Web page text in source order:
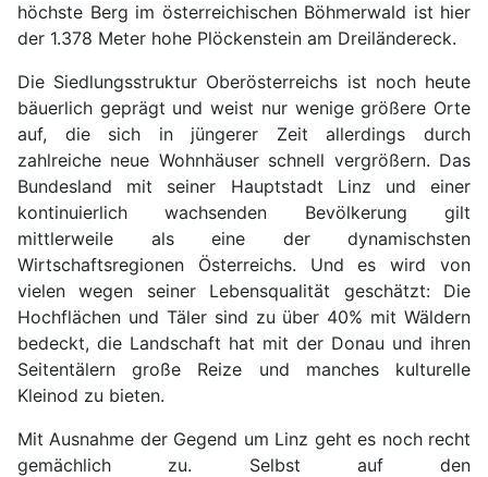
höchste Berg im österreichischen Böhmerwald ist hier
der 1.378 Meter hohe Plöckenstein am Dreiländereck.
Die Siedlungsstruktur Oberösterreichs ist noch heute
bäuerlich geprägt und weist nur wenige größere Orte
auf, die sich in jüngerer Zeit allerdings durch
zahlreiche neue Wohnhäuser schnell vergrößern. Das
Bundesland mit seiner Hauptstadt Linz und einer
kontinuierlich wachsenden Bevölkerung gilt
mittlerweile als eine der dynamischsten
Wirtschaftsregionen Österreichs. Und es wird von
vielen wegen seiner Lebensqualität geschätzt: Die
Hochflächen und Täler sind zu über 40% mit Wäldern
bedeckt, die Landschaft hat mit der Donau und ihren
Seitentälern große Reize und manches kulturelle
Kleinod zu bieten.
Mit Ausnahme der Gegend um Linz geht es noch recht
gemächlich zu. Selbst auf den